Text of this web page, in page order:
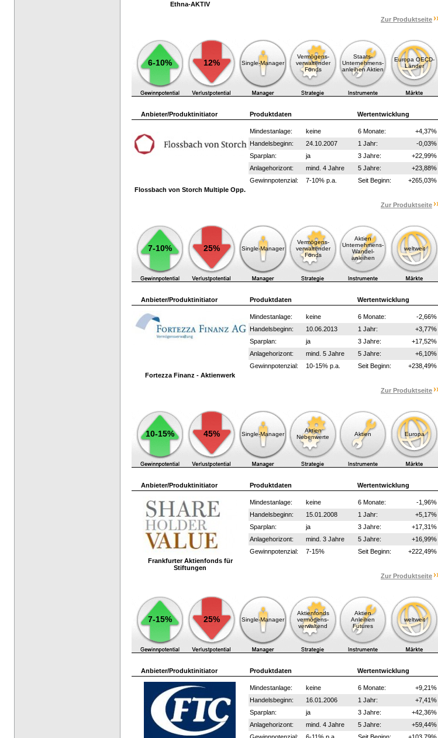
Ethna-AKTIV
Zur Produktseite
6-10% 12% Single-Manager
Vermögens-
verwaltender
Fonds
Staats-
Unternehmens-
anleihen Aktien
Europa OECD-
Länder
Anbieter/Produktinitiator Produktdaten Wertentwicklung
Flossbach von Storch Multiple Opp.
Mindestanlage: keine 6 Monate:
+4,37%
Handelsbeginn:
24.10.2007 1 Jahr:
-0,03%
Sparplan:
ja 3 Jahre:
+22,99%
Anlagehorizont:
mind. 4 Jahre 5 Jahre:
+23,88%
Gewinnpotenzial:
7-10% p.a. Seit Beginn: +265,03%
Zur Produktseite
7-10% 25% Single-Manager
Vermögens-
verwaltender
Fonds
Aktien
Unternehmens-
Wandel-
anleihen
weltweit
Anbieter/Produktinitiator Produktdaten Wertentwicklung
Fortezza Finanz - Aktienwerk
Mindestanlage: keine 6 Monate:
-2,66%
Handelsbeginn:
10.06.2013 1 Jahr:
+3,77%
Sparplan:
ja 3 Jahre:
+17,52%
Anlagehorizont:
mind. 5 Jahre 5 Jahre:
+6,10%
Gewinnpotenzial:
10-15% p.a. Seit Beginn: +238,49%
Zur Produktseite
10-15% 45% Single-Manager
Aktien
Nebenwerte
Aktien Europa
Anbieter/Produktinitiator Produktdaten Wertentwicklung
Frankfurter Aktienfonds für
Stiftungen
Mindestanlage: keine 6 Monate:
-1,96%
Handelsbeginn:
15.01.2008 1 Jahr:
+5,17%
Sparplan:
ja 3 Jahre:
+17,31%
Anlagehorizont:
mind. 3 Jahre 5 Jahre:
+16,99%
Gewinnpotenzial:
7-15% Seit Beginn: +222,49%
Zur Produktseite
7-15% 25% Single-Manager
Aktienfonds
vermögens-
verwaltend
Aktien
Anleihen
Futures
weltweit
Anbieter/Produktinitiator Produktdaten Wertentwicklung
Mindestanlage: keine 6 Monate:
+9,21%
Handelsbeginn:
16.01.2006 1 Jahr:
+7,41%
Sparplan:
ja 3 Jahre:
+42,36%
Anlagehorizont:
mind. 4 Jahre 5 Jahre:
+59,44%